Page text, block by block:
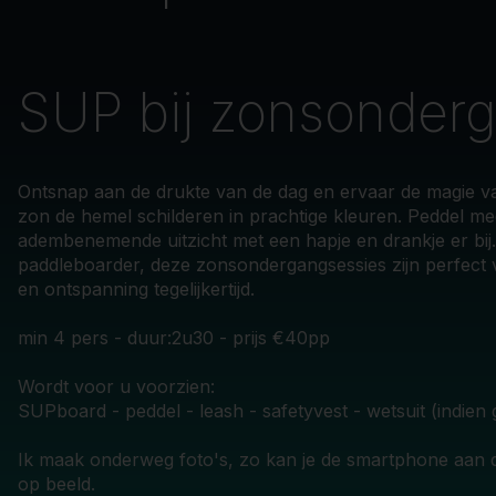
SUP bij
Ontsnap aan de drukte van de dag en ervaar de magie
zon de hemel schilderen in prachtige kleuren. Peddel
adembenemende uitzicht met een hapje en drankje er
paddleboarder, deze zonsondergangsessies zijn
en ontspanning tegelijkertijd.
min 4 pers - duur:2u30 - prijs €40pp
Wordt voor u voorzien:
SUPboard - peddel - leash - safetyvest - wetsuit (indien
Ik maak onderweg foto's, zo kan je de smartphone
op beeld.